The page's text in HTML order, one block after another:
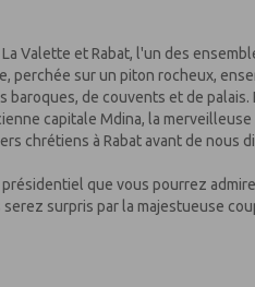
Valette et Rabat, l'un des
perchée sur un piton rocheux,
de couvents et de palais.
capitale Mdina, la merveilleuse
chrétiens à Rabat avant de nous
que vous pourrez
surpris par la majestueuse